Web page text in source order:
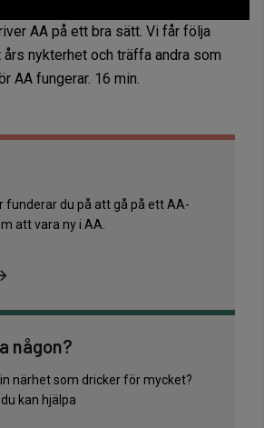
AA på ett bra sätt. Vi får följa
nykterhet och träffa andra som
AA fungerar. 16 min.
funderar du på att gå på ett AA-
att vara ny i AA.
någon?
närhet som dricker för mycket?
kan hjälpa